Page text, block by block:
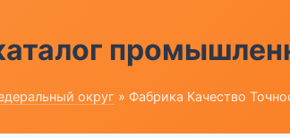
округ » Фабрика Качество